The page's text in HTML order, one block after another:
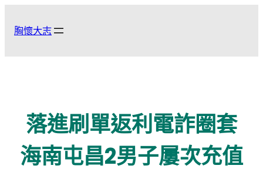
胸懷大志
落進刷單返利電詐圈套
海南屯昌2男子屢次充值